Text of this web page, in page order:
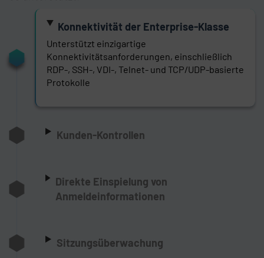
Konnektivität der Enterprise-Klasse
Unterstützt einzigartige
Konnektivitätsanforderungen, einschließlich
RDP-, SSH-, VDI-, Telnet- und TCP/UDP-basierte
Protokolle
Kunden-Kontrollen
Direkte Einspielung von
Anmeldeinformationen
Sitzungsüberwachung